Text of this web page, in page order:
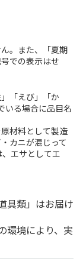
。また、「夏期
での表示はせ
「えび」「か
いる場合に品目名
材料として製造
カニが混じって
エサとしてエ
具類」はお届け
環境により、実